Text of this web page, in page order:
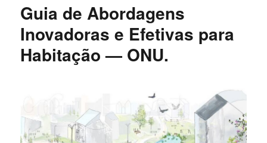
Guia de Abordagens
Inovadoras e Efetivas para
Habitação — ONU.